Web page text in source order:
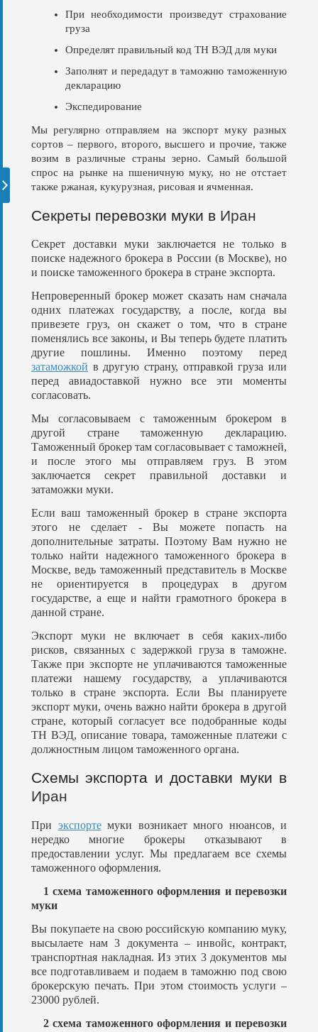
При необходимости произведут страхование
груза
Определят правильный код ТН ВЭД для муки
Заполнят и передадут в таможню таможенную
декларацию
Экспедирование
Мы регулярно отправляем на экспорт муку разных
сортов – первого, второго, высшего и прочие, также
возим в различные страны зерно. Самый большой
спрос на рынке на пшеничную муку, но не отстает
также ржаная, кукурузная, рисовая и ячменная.
Секреты перевозки муки в Иран
Секрет доставки муки заключается не только в
поиске надежного брокера в России (в Москве), но
и поиске таможенного брокера в стране экспорта.
Непроверенный брокер может сказать нам сначала
одних платежах государству, а после, когда вы
привезете груз, он скажет о том, что в стране
поменялись все законы, и Вы теперь будете платить
другие пошлины. Именно поэтому перед
затаможкой в другую страну, отправкой груза или
перед авиадоставкой нужно все эти моменты
согласовать.
Мы согласовываем с таможенным брокером в
другой стране таможенную декларацию.
Таможенный брокер там согласовывает с таможней,
и после этого мы отправляем груз. В этом
заключается секрет правильной доставки и
затаможки муки.
Если ваш таможенный брокер в стране экспорта
этого не сделает - Вы можете попасть на
дополнительные затраты. Поэтому Вам нужно не
только найти надежного таможенного брокера в
Москве, ведь таможенный представитель в Москве
не ориентируется в процедурах в другом
государстве, а еще и найти грамотного брокера в
данной стране.
Экспорт муки не включает в себя каких-либо
рисков, связанных с задержкой груза в таможне.
Также при экспорте не уплачиваются таможенные
платежи нашему государству, а уплачиваются
только в стране экспорта. Если Вы планируете
экспорт муки, очень важно найти брокера в другой
стране, который согласует все подобранные коды
ТН ВЭД, описание товара, таможенные платежи с
должностным лицом таможенного органа.
Схемы экспорта и доставки муки в
Иран
При экспортемуки возникает много нюансов, и
нередко многие брокеры отказывают в
предоставлении услуг. Мы предлагаем все схемы
таможенного оформления.
1 схема таможенного оформления и перевозки
муки
Вы покупаете на свою российскую компанию муку,
высылаете нам 3 документа – инвойс, контракт,
транспортная накладная. Из этих 3 документов мы
все подготавливаем и подаем в таможню под свою
брокерскую печать. При этом стоимость услуги –
23000 рублей.
2 схема таможенного оформления и перевозки